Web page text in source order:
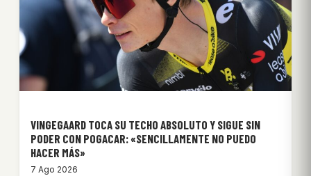
VINGEGAARD TOCA SU TECHO ABSOLUTO Y SIGUE SIN
PODER CON POGACAR: «SENCILLAMENTE NO PUEDO
HACER MÁS»
7 Ago 2026